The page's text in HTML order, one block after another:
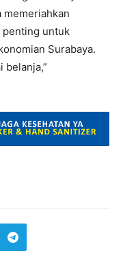
memeriahkan
penting untuk
Surabaya.
belanja,”